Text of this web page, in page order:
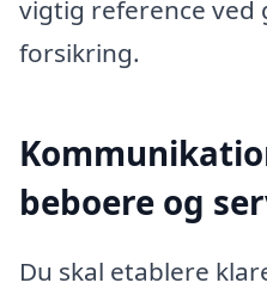
vigtig reference ved
forsikring.
beboere og
Du skal etablere